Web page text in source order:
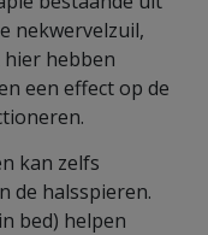
nekwervelzuil,
hebben
een effect op de
kan zelfs
de halsspieren.
bed) helpen